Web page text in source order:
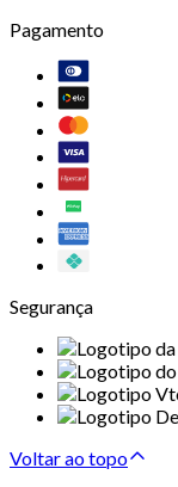
Pagamento
Segurança
Voltar ao topo